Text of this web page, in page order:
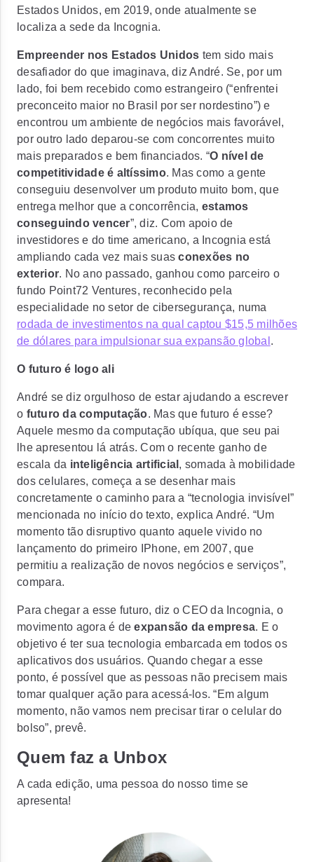
Estados Unidos, em 2019, onde atualmente se
localiza a sede da Incognia.
Empreender nos Estados Unidos tem sido mais
desafiador do que imaginava, diz André. Se, por um
lado, foi bem recebido como estrangeiro (“enfrentei
preconceito maior no Brasil por ser nordestino”) e
encontrou um ambiente de negócios mais favorável,
por outro lado deparou-se com concorrentes muito
mais preparados e bem financiados. “O nível de
competitividade é altíssimo. Mas como a gente
conseguiu desenvolver um produto muito bom, que
entrega melhor que a concorrência, estamos
conseguindo vencer”, diz. Com apoio de
investidores e do time americano, a Incognia está
ampliando cada vez mais suasconexões no
exterior. No ano passado, ganhou como parceiro o
fundo Point72 Ventures, reconhecido pela
especialidade no setor de cibersegurança, numa
rodada de investimentos na qual captou $15,5 milhões
de dólares para impulsionar sua expansão global .
O futuro é logo ali
André se diz orgulhoso de estar ajudando a escrever
o futuro da computação. Mas que futuro é esse?
Aquele mesmo da computação ubíqua, que seu pai
lhe apresentou lá atrás. Com o recente ganho de
escala da inteligência artificial , somada à mobilidade
dos celulares, começa a se desenhar mais
concretamente o caminho para a “tecnologia invisível”
mencionada no início do texto, explica André. “Um
momento tão disruptivo quanto aquele vivido no
lançamento do primeiro IPhone, em 2007, que
permitiu a realização de novos negócios e serviços”,
compara.
Para chegar a esse futuro, diz o CEO da Incognia, o
movimento agora é deexpansão da empresa. E o
objetivo é ter sua tecnologia embarcada em todos os
aplicativos dos usuários. Quando chegar a esse
ponto, é possível que as pessoas não precisem mais
tomar qualquer ação para acessá-los. “Em algum
momento, não vamos nem precisar tirar o celular do
bolso”, prevê.
Quem faz a Unbox
A cada edição, uma pessoa do nosso time se
apresenta!